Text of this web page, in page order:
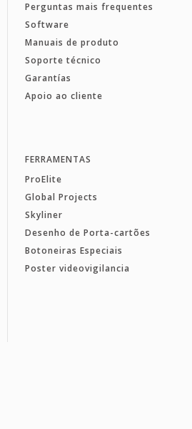
Perguntas mais frequentes
Software
Manuais de produto
Soporte técnico
Garantías
Apoio ao cliente
FERRAMENTAS
ProElite
Global Projects
Skyliner
Desenho de Porta-cartões
Botoneiras Especiais
Poster videovigilancia